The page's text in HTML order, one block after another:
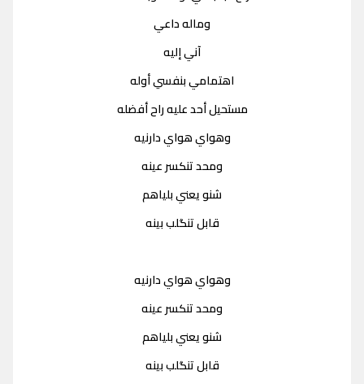
وماله داعي
آني إليه
اهتمامي بنفسي أوله
مستحيل أحد عليه راح أفضله
وهواي هواي دارنيه
ومحد تنكسر عينه
شنو يعني بلياهم
قابل تنگلب بينه
وهواي هواي دارنيه
ومحد تنكسر عينه
شنو يعني بلياهم
قابل تنگلب بينه